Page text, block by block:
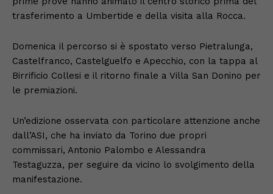
trasferimento a Umbertide e della visita alla Rocca.
Domenica il percorso si è spostato verso Pietralunga,
Castelfranco, Castelguelfo e Apecchio, con la tappa al
Birrificio Collesi e il ritorno finale a Villa San Donino per
le premiazioni.
Un’edizione osservata con particolare attenzione anche
dall’ASI, che ha inviato da Torino due propri
commissari, Antonio Palombo e Alessandra
Testaguzza, per seguire da vicino lo svolgimento della
manifestazione.